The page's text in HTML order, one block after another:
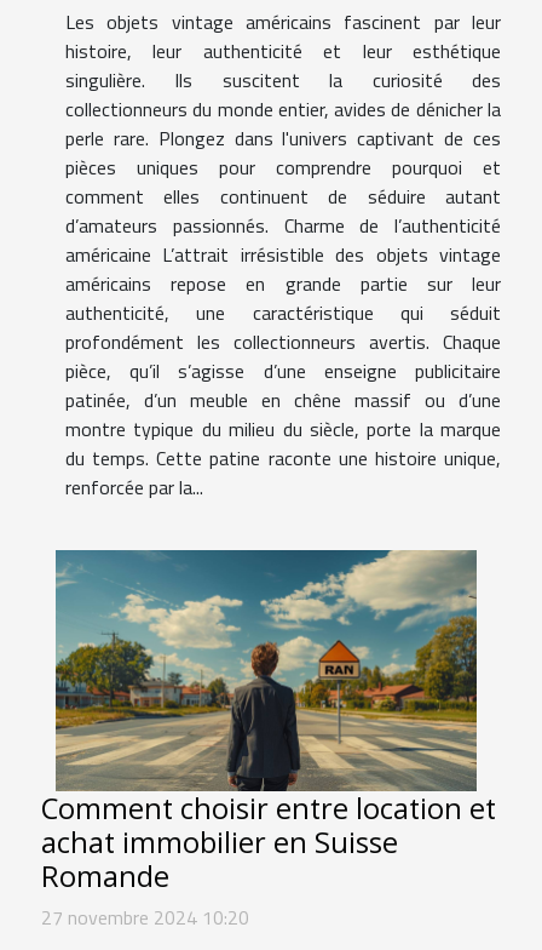
Les objets vintage américains fascinent par leur
histoire, leur authenticité et leur esthétique
singulière. Ils suscitent la curiosité des
collectionneurs du monde entier, avides de dénicher la
perle rare. Plongez dans l'univers captivant de ces
pièces uniques pour comprendre pourquoi et
comment elles continuent de séduire autant
d’amateurs passionnés. Charme de l’authenticité
américaine L’attrait irrésistible des objets vintage
américains repose en grande partie sur leur
authenticité, une caractéristique qui séduit
profondément les collectionneurs avertis. Chaque
pièce, qu’il s’agisse d’une enseigne publicitaire
patinée, d’un meuble en chêne massif ou d’une
montre typique du milieu du siècle, porte la marque
du temps. Cette patine raconte une histoire unique,
renforcée par la...
Comment choisir entre location et
achat immobilier en Suisse
Romande
27 novembre 2024 10:20